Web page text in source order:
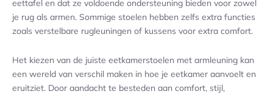
eettafel en dat ze voldoende ondersteuning bieden voor zowel
je rug als armen. Sommige stoelen hebben zelfs extra functies
zoals verstelbare rugleuningen of kussens voor extra comfort.
Het kiezen van de juiste eetkamerstoelen met armleuning kan
een wereld van verschil maken in hoe je eetkamer aanvoelt en
eruitziet. Door aandacht te besteden aan comfort, stijl,